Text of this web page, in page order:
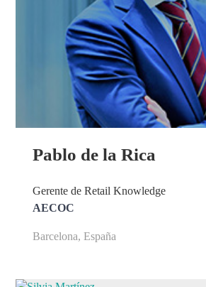
Pablo de la Rica
Gerente de Retail Knowledge
AECOC
Barcelona, España